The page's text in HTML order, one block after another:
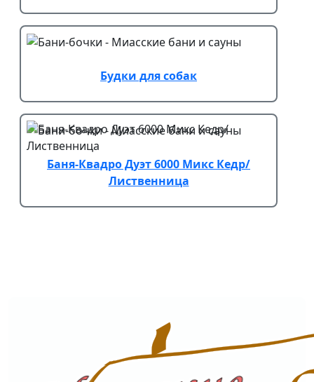
Будки для собак
Баня-Квадро Дуэт 6000 Микс Кедр/
Лиственница